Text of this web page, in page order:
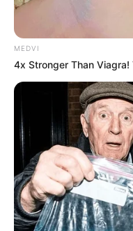
MEDVI
4x Stronger Than Viagra!